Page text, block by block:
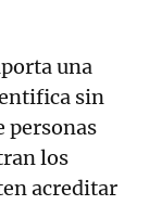
una
sin
personas
los
acreditar